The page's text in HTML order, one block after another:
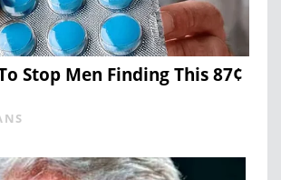
Stop Men Finding This 87¢